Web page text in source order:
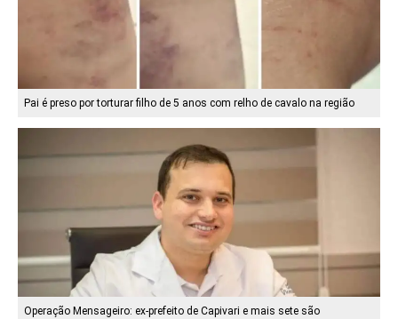
Pai é preso por torturar filho de 5 anos com relho de cavalo na região
Operação Mensageiro: ex-prefeito de Capivari e mais sete são